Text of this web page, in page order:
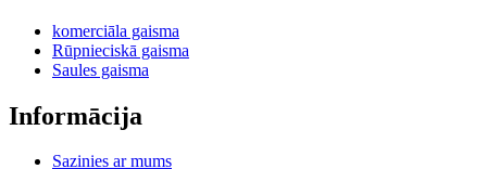
komerciāla gaisma
Rūpnieciskā gaisma
Saules gaisma
Informācija
Sazinies ar mums